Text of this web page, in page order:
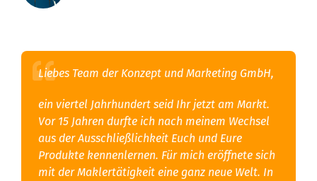
Liebes Team der Konzept und Marketing GmbH,
ein viertel Jahrhundert seid Ihr jetzt am Markt.
Vor 15 Jahren durfte ich nach meinem Wechsel
aus der Ausschließlichkeit Euch und Eure
Produkte kennenlernen. Für mich eröffnete sich
mit der Maklertätigkeit eine ganz neue Welt. In